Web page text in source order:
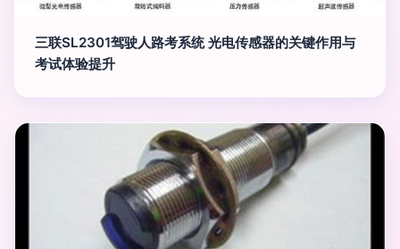
三联SL2301驾驶人路考系统 光电传感器的关键作用与
考试体验提升